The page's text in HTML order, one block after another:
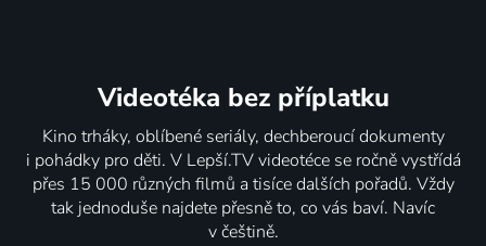
Videotéka bez příplatku
Kino trháky, oblíbené seriály, dechberoucí dokumenty
i pohádky pro děti. V Lepší.TV videotéce se ročně vystřídá
přes 15 000 různých filmů a tisíce dalších pořadů. Vždy
tak jednoduše najdete přesně to, co vás baví. Navíc
v češtině.